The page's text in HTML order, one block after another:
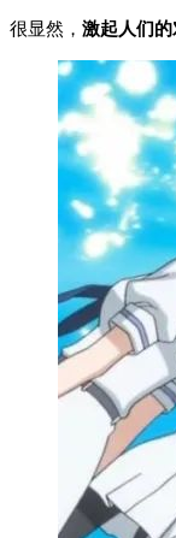
很显然， 激起人们